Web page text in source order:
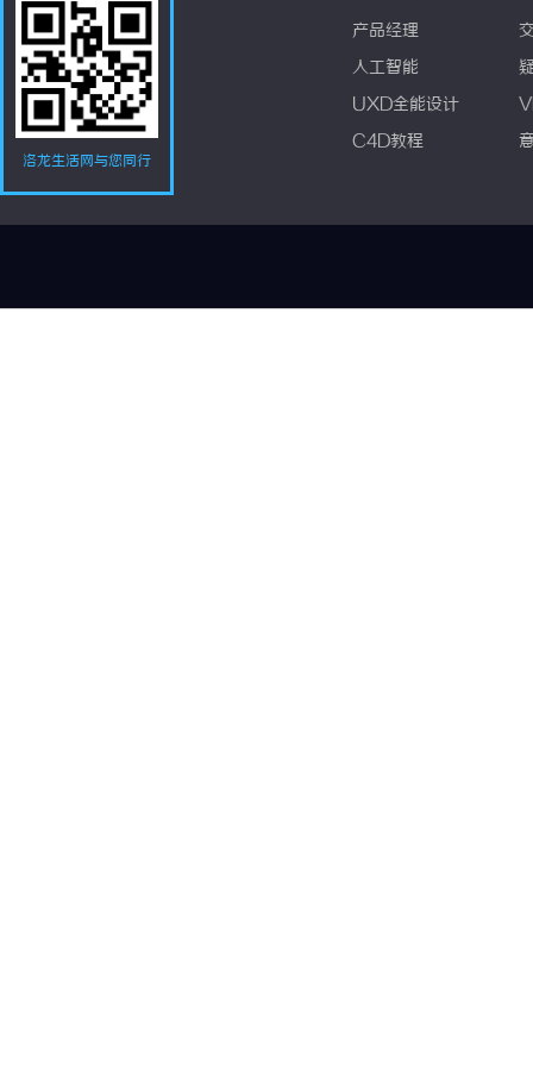
洛龙生活网与您同行
产品经理
人工智能
UXD全能设计
C4D教程